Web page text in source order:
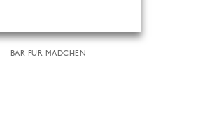
BÄR FÜR MÄDCHEN